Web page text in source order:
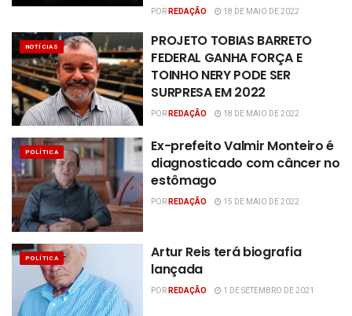
PORREDAÇÃO 18 DE MAIO DE 2022
NOTÍCIAS
PROJETO TOBIAS BARRETO
FEDERAL GANHA FORÇA E
TOINHO NERY PODE SER
SURPRESA EM 2022
PORREDAÇÃO 18 DE MAIO DE 2022
POLÍTICA
Ex-prefeito Valmir Monteiro é
diagnosticado com câncer no
estômago
PORREDAÇÃO 15 DE MAIO DE 2022
POLÍTICA
Artur Reis terá biografia
lançada
PORREDAÇÃO 1 DE SETEMBRO DE 2021